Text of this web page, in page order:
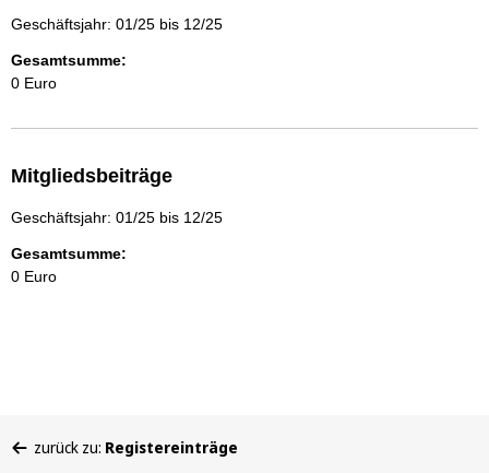
Geschäftsjahr: 01/25 bis 12/25
Gesamtsumme:
0 Euro
Mitgliedsbeiträge
Geschäftsjahr: 01/25 bis 12/25
Gesamtsumme:
0 Euro
befinden
zurück zu: Registereinträge